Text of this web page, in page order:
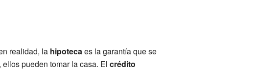
realidad, la hipotecaes la garantía que se
pueden tomar la casa. El crédito